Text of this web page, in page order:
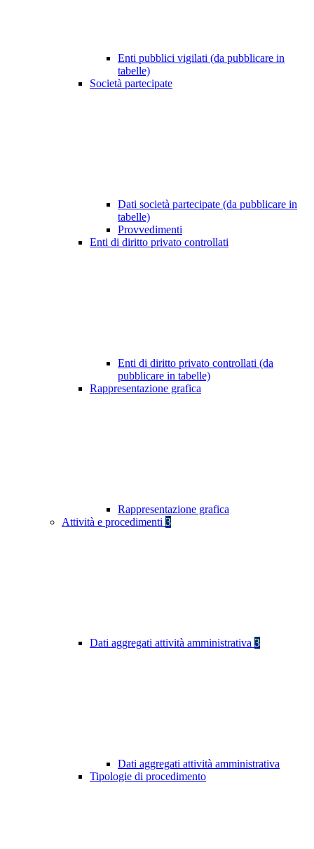
Enti pubblici vigilati (da pubblicare in
tabelle)
Società partecipate
Dati società partecipate (da pubblicare in
tabelle)
Provvedimenti
Enti di diritto privato controllati
Enti di diritto privato controllati (da
pubblicare in tabelle)
Rappresentazione grafica
Rappresentazione grafica
Attività e procedimenti 3
Dati aggregati attività amministrativa 3
Dati aggregati attività amministrativa
Tipologie di procedimento